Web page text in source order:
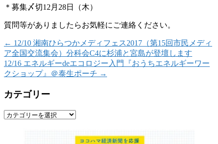
＊募集〆切12月28日（木）
質問等がありましたらお気軽にご連絡ください。
← 12/10 湘南ひらつかメディフェス2017（第15回市民メディ
ア全国交流集会）分科会C4に杉浦と宮島が登壇します
12/16 エネルギーdeエコロジー入門『おうちエネルギーワー
クショップ』＠泰生ポーチ →
カテゴリー
カ